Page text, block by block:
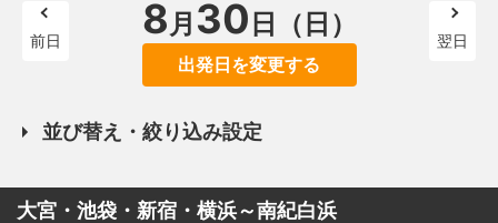
前日 8月 30 日（日）
出発日を変更する
翌日
並び替え・絞り込み設定
大宮・池袋・新宿・横浜～南紀白浜